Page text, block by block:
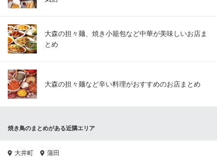
大森の担々麺、焼き小籠包など中華が美味しいお店ま
とめ
大森の担々麺など辛い料理がおすすめのお店まとめ
焼き鳥のまとめがある近隣エリア
大井町 蒲田